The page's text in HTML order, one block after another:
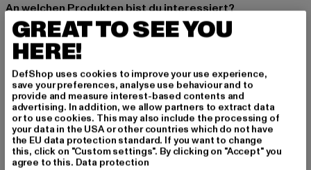
An welchen Produkten bist du interessiert?
MÄNNER
FRAUEN
E-MAIL
ANMELDEN
Informationen dazu, wie DefShop mit Deinen Daten umgeht, findest Du
in unserer Datenschutzerklärung. Du kannst Dich jederzeit kostenfei
abmelden.Datenschutzerklärung lesen.
GREAT TO SEE YOU
HERE!
DefShop uses cookies to improve your use experience,
save your preferences, analyse use behaviour and to
provide and measure interest-based contents and
advertising. In addition, we allow partners to extract data
or to use cookies. This may also include the processing of
your data in the USA or other countries which do not have
the EU data protection standard. If you want to change
this, click on "Custom settings". By clicking on "Accept" you
agree to this. Data protection